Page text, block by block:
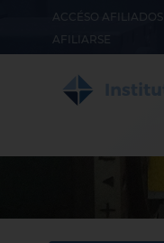
ACCÉSO AFILIADOS
AFILIARSE